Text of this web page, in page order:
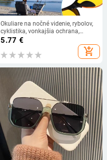
Okuliare na nočné videnie, rybolov,
cyklistika, vonkajšia ochrana,
slnečné okuliare, unisex, UV400
5.77 €
add_shopping_cart